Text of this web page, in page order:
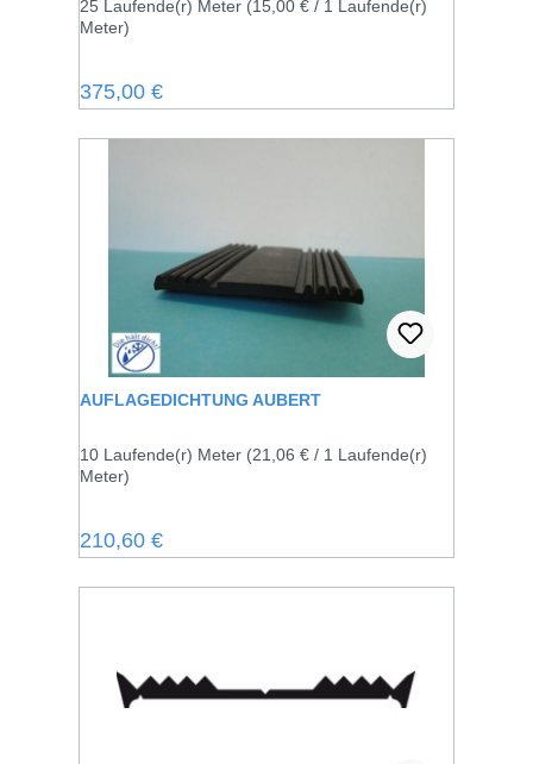
25 Laufende(r) Meter (15,00 € / 1 Laufende(r)
Meter)
Regulärer Preis:
375,00 €
AUFLAGEDICHTUNG AUBERT
10 Laufende(r) Meter (21,06 € / 1 Laufende(r)
Meter)
Regulärer Preis:
210,60 €